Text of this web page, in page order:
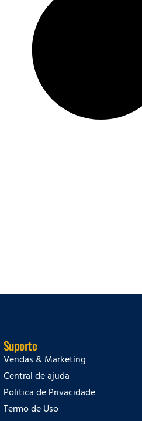
Suporte
Vendas & Marketing
Central de ajuda
Politica de Privacidade
Termo de Uso